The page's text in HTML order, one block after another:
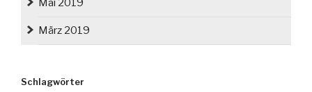
Mai 2019
März 2019
Schlagwörter